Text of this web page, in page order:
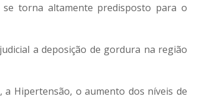
se torna altamente predisposto para o
a deposição de gordura na região
a Hipertensão, o aumento dos níveis de